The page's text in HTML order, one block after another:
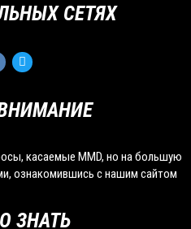
касаемые MMD, но на большую
ознакомившись с нашим сайтом
ЗНАТЬ
СЕТЯХ